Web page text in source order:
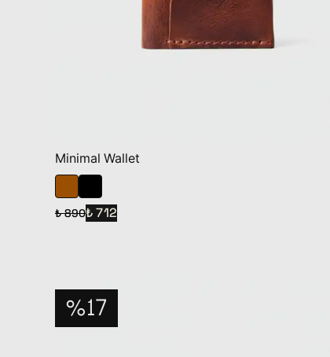
Minimal Wallet
₺ 890₺ 712
%17